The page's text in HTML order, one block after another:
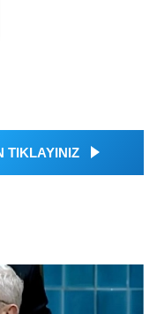
TIKLAYINIZ